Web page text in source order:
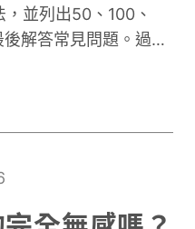
並列出50、100、
解答常見問題。過敏